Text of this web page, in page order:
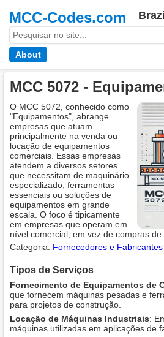
MCC-Codes.com Brazil
About
MCC 5072 -
O MCC 5072, conhecido como
"Equipamentos", abrange
empresas que atuam
principalmente na venda ou
locação de equipamentos
comerciais. Essas empresas
atendem a diversos setores
que necessitam de maquinário
especializado, ferramentas
essenciais ou soluções de
equipamentos em grande
escala. O foco é tipicamente
em empresas que operam em
nível comercial, em vez de compras de
Categoria: Fornecedores e
Tipos de Serviços
Fornecimento de Equipamentos de
que fornecem máquinas pesadas e
para projetos de construção.
Locação de Máquinas Industriais:
máquinas utilizadas em aplicações de